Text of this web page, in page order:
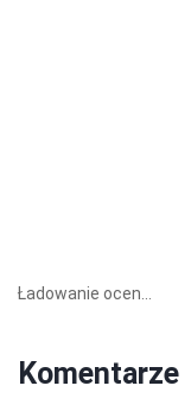
Ładowanie ocen...
Komentarze